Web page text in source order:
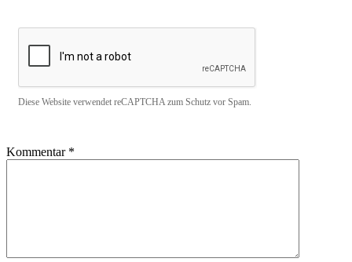
Diese Website verwendet reCAPTCHA zum Schutz vor Spam.
Kommentar *